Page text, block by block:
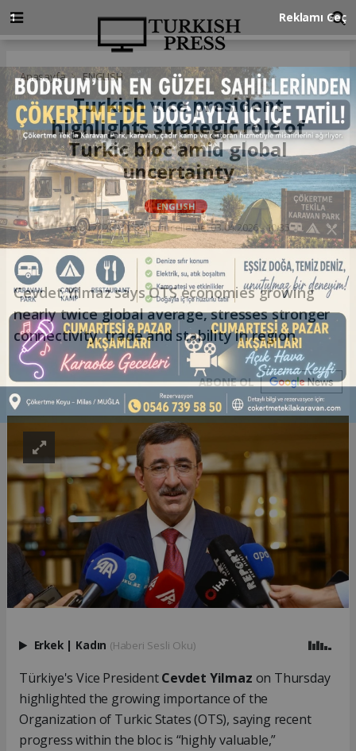
Anasayfa ENGLISH
Turkish vice president
highlights strategic role of
Turkic bloc amid global
uncertainty
ENGLISH
03.04.2026 - 10:35, Güncelleme: 03.04.2026 - 10:35
Cevdet Yilmaz says OTS economies growing
nearly twice global average, stresses stronger
connectivity, trade and stability in region
ABONE OL
Erkek | Kadın (Haberi Sesli Oku)
Türkiye's Vice PresidentCevdet Yilmaz on Thursday
highlighted the growing importance of the
Organization of Turkic States (OTS), saying recent
progress within the bloc is “highly valuable,”